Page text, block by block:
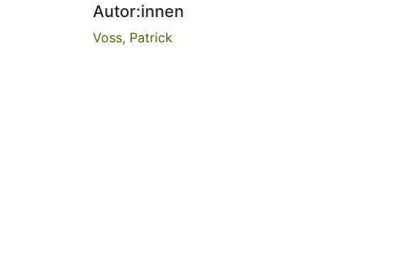
Autor:innen
Voss, Patrick